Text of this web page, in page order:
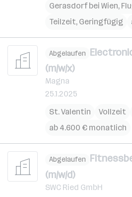
Gerasdorf bei Wien,
Teilzeit, Geringfügig
Abgelaufen
(m/w/x)
Magna
25.1.2025
St. Valentin
Vollzeit
ab 4.600 € monatlich
Abgelaufen
(m/w/d)
SWC Ried GmbH